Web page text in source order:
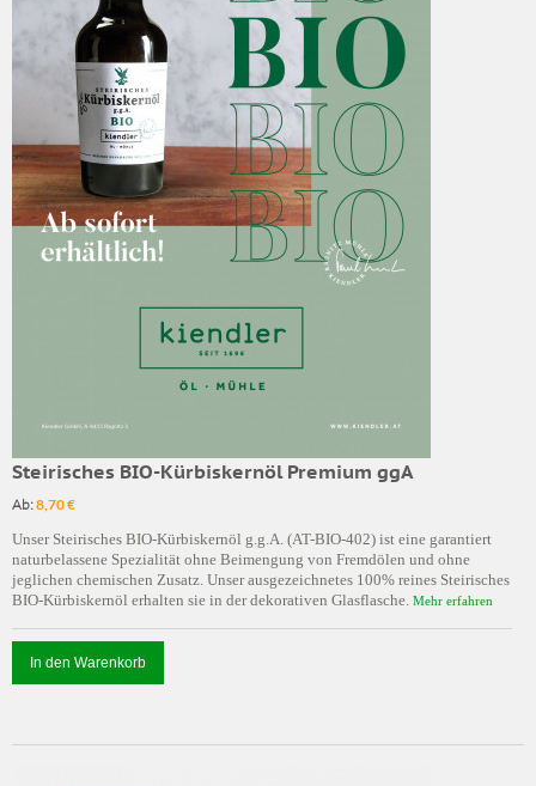
Steirisches BIO-Kürbiskernöl Premium ggA
Ab:8,70 €
Unser Steirisches BIO-Kürbiskernöl g.g.A. (AT-BIO-402) ist eine garantiert
naturbelassene Spezialität ohne Beimengung von Fremdölen und ohne
jeglichen chemischen Zusatz. Unser ausgezeichnetes 100% reines Steirisches
BIO-Kürbiskernöl erhalten sie in der dekorativen Glasflasche. Mehr erfahren
In den Warenkorb